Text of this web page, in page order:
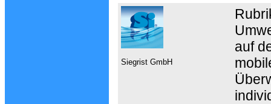
Siegrist GmbH
auf